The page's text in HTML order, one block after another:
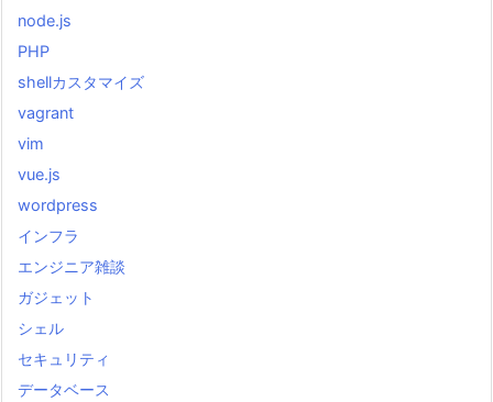
node.js
PHP
shellカスタマイズ
vagrant
vim
vue.js
wordpress
インフラ
エンジニア雑談
ガジェット
シェル
セキュリティ
データベース